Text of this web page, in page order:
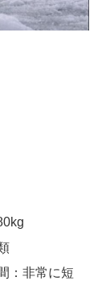
：非常に短